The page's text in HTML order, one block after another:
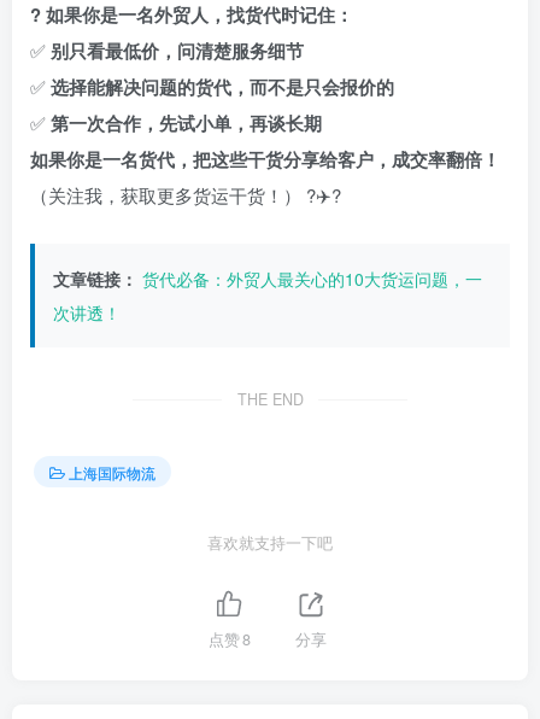
? 如果你是一名外贸人，找货代时记住：
✅别只看最低价，问清楚服务细节
✅选择能解决问题的货代，而不是只会报价的
✅第一次合作，先试小单，再谈长期
如果你是一名货代，把这些干货分享给客户，成交率翻倍！
（关注我，获取更多货运干货！） ?✈️?
文章链接： 货代必备：外贸人最关心的10大货运问题，一
次讲透！
THE END
上海国际物流
喜欢就支持一下吧
点赞8 分享